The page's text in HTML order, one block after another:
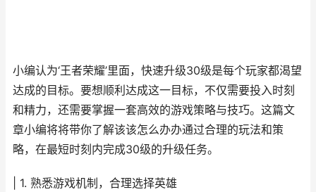
小编认为‘王者荣耀’里面，快速升级30级是每个玩家都渴望
达成的目标。要想顺利达成这一目标，不仅需要投入时刻
和精力，还需要掌握一套高效的游戏策略与技巧。这篇文
章小编将将带你了解该该怎么办办通过合理的玩法和策
略，在最短时刻内完成30级的升级任务。
| 1. 熟悉游戏机制，合理选择英雄